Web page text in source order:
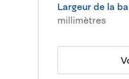
Largeur de la
millimètres